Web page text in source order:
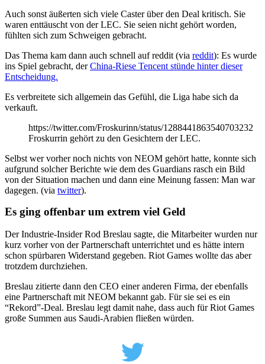
Auch sonst äußerten sich viele Caster über den Deal kritisch. Sie
waren enttäuscht von der LEC. Sie seien nicht gehört worden,
fühlten sich zum Schweigen gebracht.
Das Thema kam dann auch schnell auf reddit (via reddit): Es wurde
ins Spiel gebracht, derChina-Riese Tencent stünde hinter dieser
Entscheidung.
Es verbreitete sich allgemein das Gefühl, die Liga habe sich da
verkauft.
https://twitter.com/Froskurinn/status/1288441863540703232
Froskurrin gehört zu den Gesichtern der LEC.
Selbst wer vorher noch nichts von NEOM gehört hatte, konnte sich
aufgrund solcher Berichte wie dem des Guardians rasch ein Bild
von der Situation machen und dann eine Meinung fassen: Man war
dagegen. (via twitter).
Es ging offenbar um extrem viel Geld
Der Industrie-Insider Rod Breslau sagte, die Mitarbeiter wurden nur
kurz vorher von der Partnerschaft unterrichtet und es hätte intern
schon spürbaren Widerstand gegeben. Riot Games wollte das aber
trotzdem durchziehen.
Breslau zitierte dann den CEO einer anderen Firma, der ebenfalls
eine Partnerschaft mit NEOM bekannt gab. Für sie sei es ein
“Rekord”-Deal. Breslau legt damit nahe, dass auch für Riot Games
große Summen aus Saudi-Arabien fließen würden.